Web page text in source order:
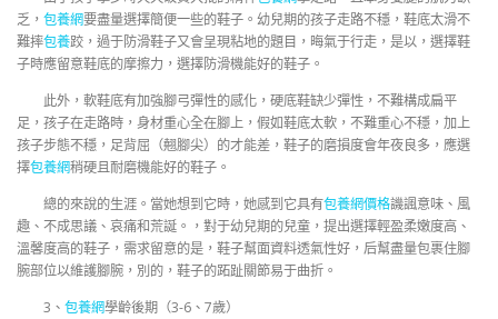
乏， 包養網要盡量選擇簡便一些的鞋子。幼兒期的孩子走路不穩，鞋底太滑不
難摔包養跤，過于防滑鞋子又會呈現粘地的題目，晦氣于行走，是以，選擇鞋
子時應留意鞋底的摩擦力，選擇防滑機能好的鞋子。
此外，軟鞋底有加強腳弓彈性的感化，硬底鞋缺少彈性，不難構成扁平
足，孩子在走路時，身材重心全在腳上，假如鞋底太軟，不難重心不穩，加上
孩子步態不穩，足背屈（翹腳尖）的才能差，鞋子的磨損度會年夜良多，應選
擇包養網稍硬且耐磨機能好的鞋子。
總的來說的生涯。當她想到它時，她感到它具有包養網價格譏諷意味、風
趣、不成思議、哀痛和荒誕。，對于幼兒期的兒童，提出選擇輕盈柔嫩度高、
溫馨度高的鞋子，需求留意的是，鞋子幫面資料透氣性好，后幫盡量包裹住腳
腕部位以維護腳腕，別的，鞋子的跖趾關節易于曲折。
3、 包養網學齡後期（3-6、7歲）